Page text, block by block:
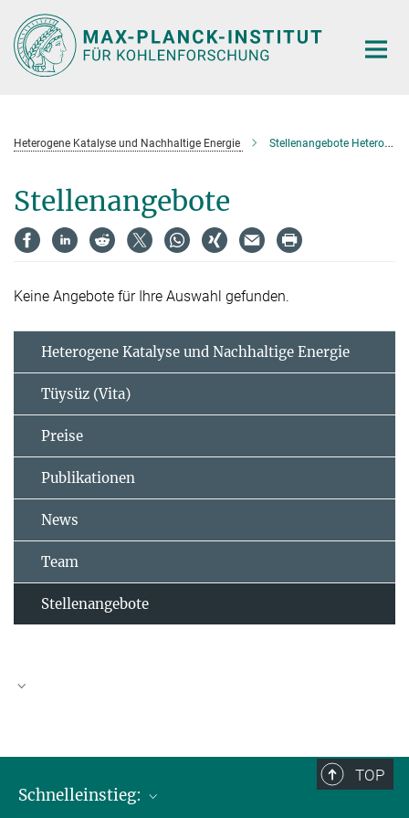
Hauptinhalt
Heterogene Katalyse und Nachhaltige Energie Stellenangebote Heterogene Katalyse und Nachhaltige Energie
Stellenangebote
Keine Angebote für Ihre Auswahl gefunden.
Heterogene Katalyse und Nachhaltige Energie
Tüysüz (Vita)
Preise
Publikationen
News
Team
Stellenangebote
TOP
Schnelleinstieg: